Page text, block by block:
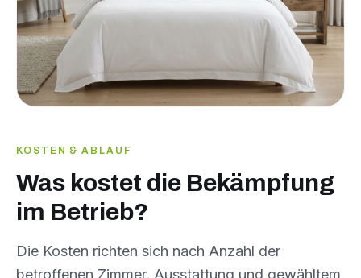
KOSTEN & ABLAUF
Was kostet die Bekämpfung
im Betrieb?
Die Kosten richten sich nach Anzahl der
betroffenen Zimmer, Ausstattung und gewähltem